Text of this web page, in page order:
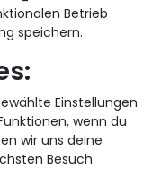
Betrieb
speichern.
Einstellungen
wenn du
wir uns deine
Besuch